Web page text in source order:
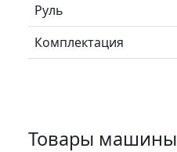
Руль
Комплектация
Товары машины